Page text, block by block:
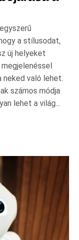
a stílusodat,
új helyeket
neked való lehet.
számos módja
lehet a világ...